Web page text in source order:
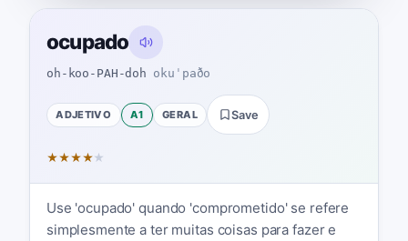
ocupado
oh-koo-PAH-doh okuˈpaðo
ADJETIVO A1 GERAL Save
★★★★★
Use 'ocupado' quando 'comprometido' se refere
simplesmente a ter muitas coisas para fazer e